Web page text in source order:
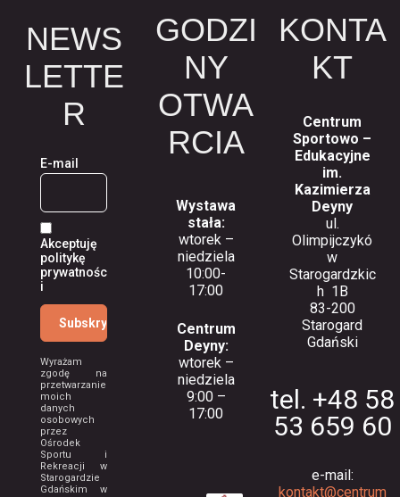
NEWS
LETTE
R
E-mail
Akceptuję
politykę
prywatnośc
i
Wyrażam
zgodę na
przetwarzanie
moich
danych
osobowych
przez
Ośrodek
Sportu i
Rekreacji w
Starogardzie
Gdańskim w
GODZI
NY
OTWA
RCIA
Wystawa
stała:
wtorek –
niedziela
10:00-
17:00
Centrum
Deyny:
wtorek –
niedziela
9:00 –
17:00
KONTA
KT
Centrum
Sportowo –
Edukacyjne
im.
Kazimierza
Deyny
ul.
Olimpijczykó
w
Starogardzkic
h 1B
83-200
Starogard
Gdański
tel. +48 58
53 659 60
e-mail:
kontakt@centrum